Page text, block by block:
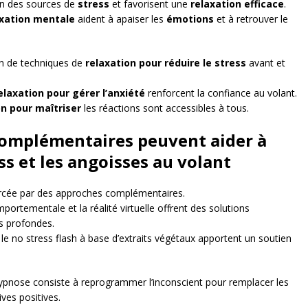
des sources de stress et favorisent une relaxation efficace.
mentale aident à apaiser les émotions et à retrouver le
de techniques de relaxation pour réduire le stress avant et
pour gérer l’anxiété renforcent la confiance au volant.
pour maîtriser les réactions sont accessibles à tous.
peuvent aider à
et les angoisses au volant
par des approches complémentaires.
et la réalité virtuelle offrent des solutions
profondes.
no stress flash à base d’extraits végétaux apportent un soutien
consiste à reprogrammer l’inconscient pour remplacer les
positives.